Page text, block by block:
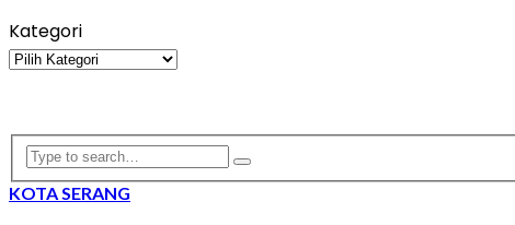
Kategori
Kategori
KOTA SERANG